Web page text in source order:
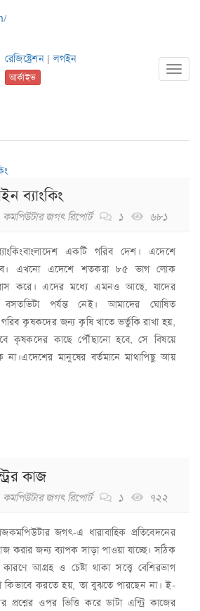
রেজিষ্ট্রেশন |লগইন
আর্কাইভ
ব্যাংকিং
কমপিউটার জগৎ রিপোর্ট ১ ৬৮১
একটি গরিব দেশ। এদেশে
এখনো এদেশে শতকরা ৮৫ ভাগ লোক
করে। এদের মধ্যে এমনও আছে, যাদের
পর্যন্ত নেই। আমাদের ঘোষিত
কৃষকদের জন্য কৃষি খাতে ভর্তুকি রাখা হয়,
কৃষকদের কাছে পৌঁছানো হবে, সে বিষয়ে
মানুষের বর্তমানে মাথাপিছু আয়
কাজ
কমপিউটার জগৎ রিপোর্ট ১ ৭২২
জগৎ-এ ধারাবাহিক প্রতিবেদনের
করার জন্য ব্যাপক সাড়া পাওয়া যাচ্ছে। সঠিক
কারণে আগ্রহ ও চেষ্টা থাকা সত্ত্বে বেশিরভাগ
কিভাবে করতে হয়, তা বুঝতে পারছেন না। ই-
ওপর ভিত্তি করে ডাটা এন্ট্রি কাজের